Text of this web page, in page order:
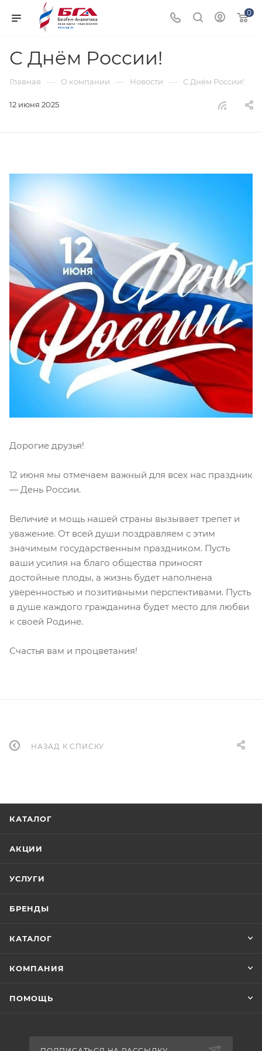
0
С Днём России!
Главная — О компании — Новости — С Днём России!
12 июня 2025
Дорогие друзья!
12 июня мы отмечаем важный для всех нас праздник
— День России.
Величие и мощь нашей страны вызывает трепет и
уважение. От всей души поздравляем с этим
значимым государственным праздником. Пусть
ваши усилия на благо общества приносят
достойные плоды, а жизнь будет наполнена
уверенностью и позитивными перспективами. Пусть
в душе каждого гражданина будет место для любви
к своей Родине.
Счастья вам и процветания!
НАЗАД К СПИСКУ
КАТАЛОГ
АКЦИИ
УСЛУГИ
БРЕНДЫ
КАТАЛОГ
КОМПАНИЯ
ПОМОЩЬ